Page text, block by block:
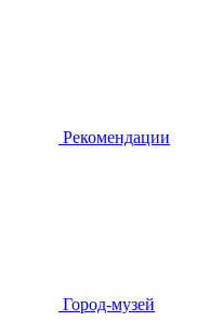
Рекомендации
Город-музей